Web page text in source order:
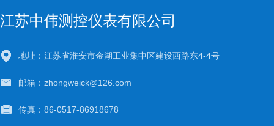
江苏中伟测控仪表有限公司
地址：江苏省淮安市金湖工业集中区建设西路东4-4号
邮箱：zhongweick@126.com
传真：86-0517-86918678